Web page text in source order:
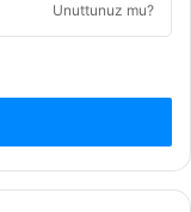
Unuttunuz mu?